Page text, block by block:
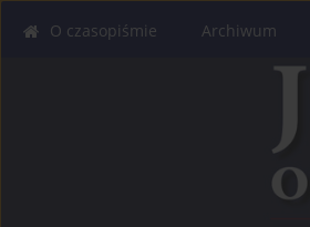
O czasopiśmie Archiwum